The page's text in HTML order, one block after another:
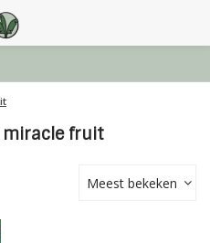
miracle fruit
Meest bekeken